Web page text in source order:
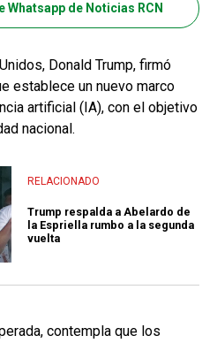
Whatsapp de Noticias RCN
Donald Trump, firmó
establece un nuevo marco
artificial (IA), con el objetivo
nacional.
RELACIONADO
Trump respalda a Abelardo de
la Espriella rumbo a la segunda
vuelta
contempla que los